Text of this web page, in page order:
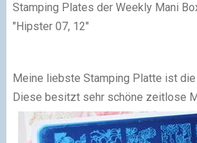
Stamping P lates der Weekly Mani
"Hipster 07, 12"
Meine liebste Stamping Platte ist
Diese besitzt sehr schöne zeitlose